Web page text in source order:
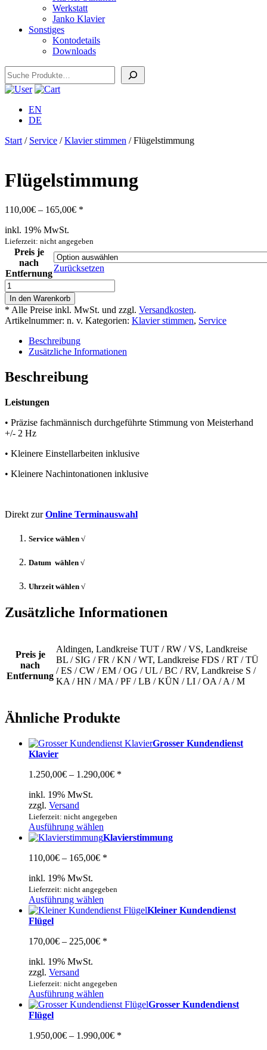
Werkstatt
Janko Klavier
Sonstiges
Kontodetails
Downloads
Suchen
EN
DE
Start / Service /Klavier stimmen / Flügelstimmung
Flügelstimmung
110,00€ – 165,00€Preisspanne:
165,00€
*
inkl. 19% MwSt.
Lieferzeit: nicht angegeben
Preis je
nach
Entfernung
Zurücksetzen
Flügelstimmung
Menge
In den Warenkorb
* Alle Preise inkl. MwSt. und zzgl. Versandkosten.
Artikelnummer: n. v. Kategorien: Klavier stimmen, Service
Beschreibung
Zusätzliche Informationen
Beschreibung
Leistungen
• Präzise fachmännisch durchgeführte Stimmung von Meisterhand
+/- 2 Hz
• Kleinere Einstellarbeiten inklusive
• Kleinere Nachintonationen inklusive
Direkt zurOnline Terminauswahl
Service wählen √
Datum wählen √
Uhrzeit wählen √
Zusätzliche Informationen
Preis je
nach
Entfernung
Aldingen, Landkreise TUT / RW / VS, Landkreise
BL / SIG / FR / KN / WT, Landkreise FDS / RT / TÜ
/ ES / CW / EM / OG / UL / BC / RV, Landkreise S /
KA / HN / MA / PF / LB / KÜN / LI / OA / A / M
Ähnliche Produkte
Grosser Kundendienst
Klavier
1.250,00€ – 1.290,00€Preisspanne:
*
inkl. 19% MwSt.
zzgl. Versand
Lieferzeit: nicht angegeben
Ausführung wählen
Produkt
mehrere
Die
Optionen
können
Produktseite
Klavierstimmung
110,00€ – 165,00€Preisspanne:
165,00€
*
inkl. 19% MwSt.
Lieferzeit: nicht angegeben
Ausführung wählen
Produkt
Varianten
können
auf
der
werden
Kleiner Kundendienst
Flügel
170,00€ – 225,00€Preisspanne:
*
inkl. 19% MwSt.
zzgl. Versand
Lieferzeit: nicht angegeben
Ausführung wählen
Produkt
Varianten
Grosser Kundendienst
Flügel
1.950,00€ – 1.990,00€Preisspanne:
*